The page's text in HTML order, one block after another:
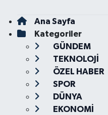
Ana Sayfa
Kategoriler
GÜNDEM
TEKNOLOJİ
ÖZEL HABER
SPOR
DÜNYA
EKONOMİ